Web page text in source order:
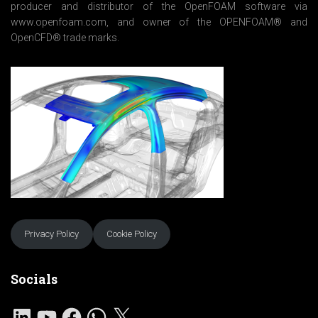
producer and distributor of the OpenFOAM software via
www.openfoam.com, and owner of the OPENFOAM® and
OpenCFD® trade marks.
Privacy Policy Cookie Policy
Socials
L
Y
F
W
X